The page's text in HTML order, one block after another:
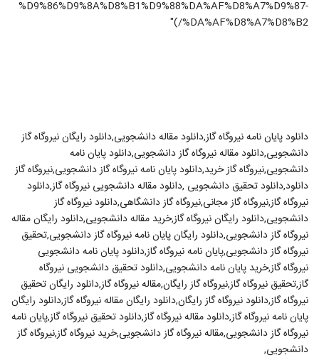
%D9%86%D9%8A%D8%B1%D9%88%DA%AF%D8%A7%D9%87-
%DA%AF%D8%A7%D8%B2/)"
دانلود پایان نامه نیروگاه گاز,دانلود مقاله دانشجویی,دانلود رایگان نیروگاه گاز
دانشجویی,دانلود مقاله نیروگاه گاز دانشجویی,دانلود پایان نامه
دانشجویی,نیروگاه گاز خرید,دانلود پایان نامه نیروگاه گاز دانشجویی,نیروگاه گاز
دانلود,دانلود تحقیق دانشجویی ,دانلود مقاله دانشجویی نیروگاه گاز,دانلود
نیروگاه گاز,نیروگاه گاز مجانی,نیروگاه گاز دانشگاهی,دانلود نیروگاه گاز
دانشجویی,دانلود رایگان نیروگاه گاز,خرید مقاله دانشجویی,دانلود رایگان مقاله
نیروگاه گاز دانشجویی,دانلود رایگان پایان نامه نیروگاه گاز دانشجویی,تحقیق
نیروگاه گاز دانشجویی,پایان نامه نیروگاه گاز,دانلود پایان نامه دانشجویی
نیروگاه گاز,خرید پایان نامه دانشجویی,دانلود تحقیق دانشجویی نیروگاه
گاز,تحقیق نیروگاه گاز,نیروگاه گاز رایگان,مقاله نیروگاه گاز,دانلود رایگان تحقیق
نیروگاه گاز,دانلود نیروگاه گاز رایگان,دانلود رایگان مقاله نیروگاه گاز,دانلود رایگان
پایان نامه نیروگاه گاز,دانلود مقاله نیروگاه گاز,دانلود تحقیق نیروگاه گاز,پایان نامه
نیروگاه گاز دانشجویی,مقاله نیروگاه گاز دانشجویی,خرید نیروگاه گاز,نیروگاه گاز
دانشجویی,